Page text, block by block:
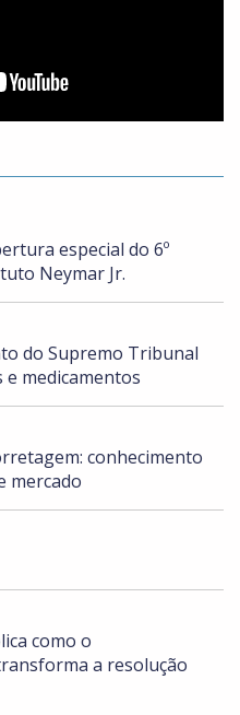
especial do 6º
Neymar Jr.
do Supremo Tribunal
medicamentos
conhecimento
mercado
como o
a resolução